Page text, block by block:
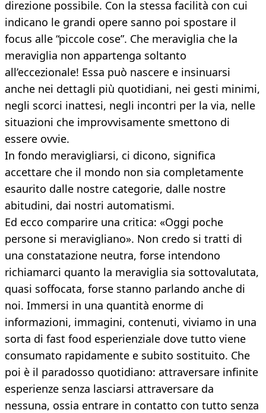
direzione possibile. Con la stessa facilità con cui
indicano le grandi opere sanno poi spostare il
focus alle “piccole cose”. Che meraviglia che la
meraviglia non appartenga soltanto
all’eccezionale! Essa può nascere e insinuarsi
anche nei dettagli più quotidiani, nei gesti minimi,
negli scorci inattesi, negli incontri per la via, nelle
situazioni che improvvisamente smettono di
essere ovvie.
In fondo meravigliarsi, ci dicono, significa
accettare che il mondo non sia completamente
esaurito dalle nostre categorie, dalle nostre
abitudini, dai nostri automatismi.
Ed ecco comparire una critica: «Oggi poche
persone si meravigliano». Non credo si tratti di
una constatazione neutra, forse intendono
richiamarci quanto la meraviglia sia sottovalutata,
quasi soffocata, forse stanno parlando anche di
noi. Immersi in una quantità enorme di
informazioni, immagini, contenuti, viviamo in una
sorta di fast food esperienziale dove tutto viene
consumato rapidamente e subito sostituito. Che
poi è il paradosso quotidiano: attraversare infinite
esperienze senza lasciarsi attraversare da
nessuna, ossia entrare in contatto con tutto senza